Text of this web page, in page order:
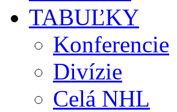
TABUĽKY
Konferencie
Divízie
Celá NHL